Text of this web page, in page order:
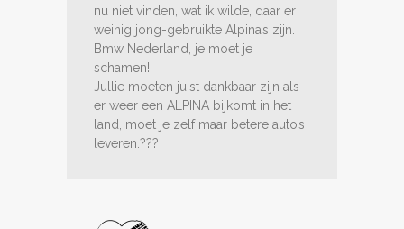
nu niet vinden, wat ik wilde, daar er
weinig jong-gebruikte Alpina’s zijn.
Bmw Nederland, je moet je
schamen!
Jullie moeten juist dankbaar zijn als
er weer een ALPINA bijkomt in het
land, moet je zelf maar betere auto’s
leveren.???